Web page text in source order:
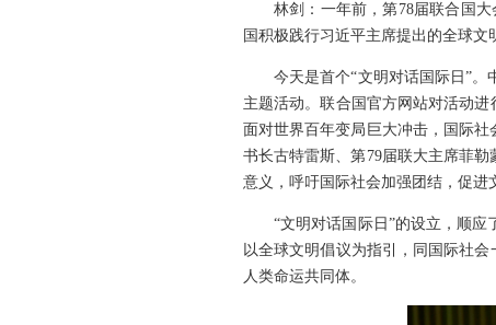
林剑：一年前，第78届联合国
国积极践行习近平主席提出的全球
今天是首个“文明对话国际日”
主题活动。联合国官方网站对活动
面对世界百年变局巨大冲击，国际
书长古特雷斯、第79届联大主席菲
意义，呼吁国际社会加强团结，促进
“文明对话国际日”的设立，顺
以全球文明倡议为指引，同国际社
人类命运共同体。